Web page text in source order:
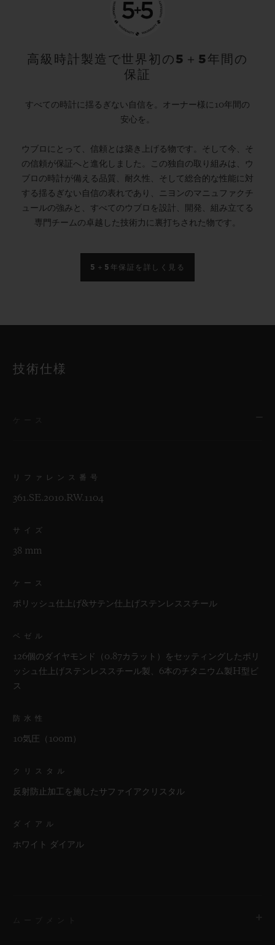
高級時計製造で世界初の5＋5年間の
保証
すべての時計に揺るぎない自信を。オーナー様に10年間の
安心を。
ウブロにとって、信頼とは築き上げる物です。そして今、そ
の信頼が保証へと進化しました。この独自の取り組みは、ウ
ブロの時計が備える品質、耐久性、そして総合的な性能に対
する揺るぎない自信の表れであり、ニヨンのマニュファクチ
ュールの強みと、すべてのウブロを設計、開発、組み立てる
専門チームの卓越した技術力に裏打ちされた物です。
5＋5年保証を詳しく見る
技術仕様
リファレンス番号
361.SE.2010.RW.1104
サイズ
38 mm
ケース
ポリッシュ仕上げ&サテン仕上げステンレススチール
ベゼル
126個のダイヤモンド（0.87カラット）をセッティングしたポリ
ッシュ仕上げステンレススチール製、6本のチタニウム製H型ビ
ス
防水性
10気圧（100m）
クリスタル
反射防止加工を施したサファイアクリスタル
ダイアル
ホワイト ダイアル